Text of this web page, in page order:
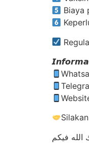
Biaya
الله فيكم